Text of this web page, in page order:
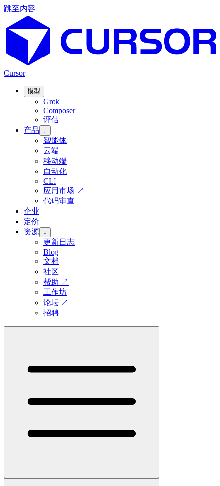
跳至内容
Cursor
模型
Grok
Composer
评估
产品
↓
智能体
云端
移动端
自动化
CLI
应用市场 ↗
代码审查
企业
定价
资源 ↓
更新日志
Blog
文档
社区
帮助 ↗
工作坊
论坛 ↗
招聘